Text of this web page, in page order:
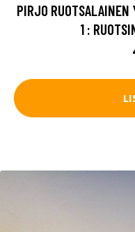
PIRJO
1 :